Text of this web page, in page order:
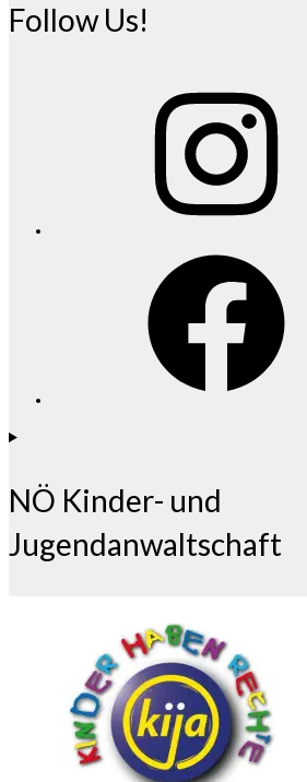
Follow Us!
NÖ Kinder- und
Jugendanwaltschaft